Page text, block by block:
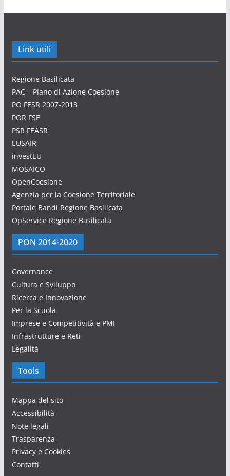
Link utili
Regione Basilicata
PAC – Piano di Azione Coesione
PO FESR 2007-2013
POR FSE
PSR FEASR
EUSAIR
investEU
MOSAICO
OpenCoesione
Agenzia per la Coesione Territoriale
Portale Bandi Regione Basilicata
OpService Regione Basilicata
PON 2014-2020
Governance
Cultura e Sviluppo
Ricerca e Innovazione
Per la Scuola
Imprese e Competitività e PMI
Infrastrutture e Reti
Legalità
Tools
Mappa del sito
Accessibilità
Note legali
Trasparenza
Privacy e Cookies
Contatti